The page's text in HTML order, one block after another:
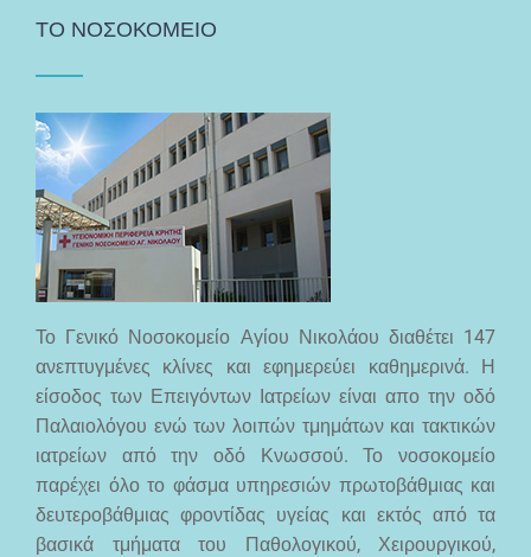
ΤΟ ΝΟΣΟΚΟΜΕΙΟ
Το Γενικό Νοσοκομείο Αγίου Νικολάου διαθέτει 147
ανεπτυγμένες κλίνες και εφημερεύει καθημερινά. Η
είσοδος των Επειγόντων Ιατρείων είναι απο την οδό
Παλαιολόγου ενώ των λοιπών τμημάτων και τακτικών
ιατρείων από την οδό Κνωσσού. Το νοσοκομείο
παρέχει όλο το φάσμα υπηρεσιών πρωτοβάθμιας και
δευτεροβάθμιας φροντίδας υγείας και εκτός από τα
βασικά τμήματα του Παθολογικού, Χειρουργικού,